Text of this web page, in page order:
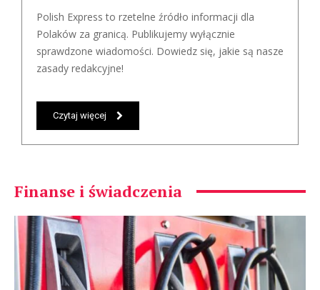
Polish Express to rzetelne źródło informacji dla
Polaków za granicą. Publikujemy wyłącznie
sprawdzone wiadomości. Dowiedz się, jakie są nasze
zasady redakcyjne!
Czytaj więcej
Finanse i świadczenia